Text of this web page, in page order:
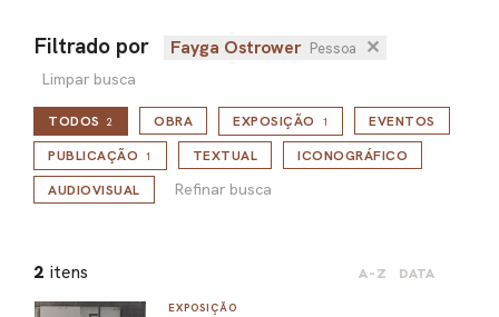
Filtrado por Fayga Ostrower Pessoa ✕
Limpar busca
TODOS 2
Refinar busca
OBRA EXPOSIÇÃO 1
EVENTOS
PUBLICAÇÃO
1 TEXTUAL
ICONOGRÁFICO
AUDIOVISUAL
Refinar busca
2 itens A-Z DATA
EXPOSIÇÃO